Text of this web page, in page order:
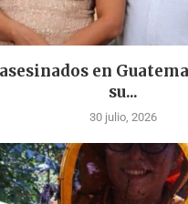
en
su...
30 julio, 2026